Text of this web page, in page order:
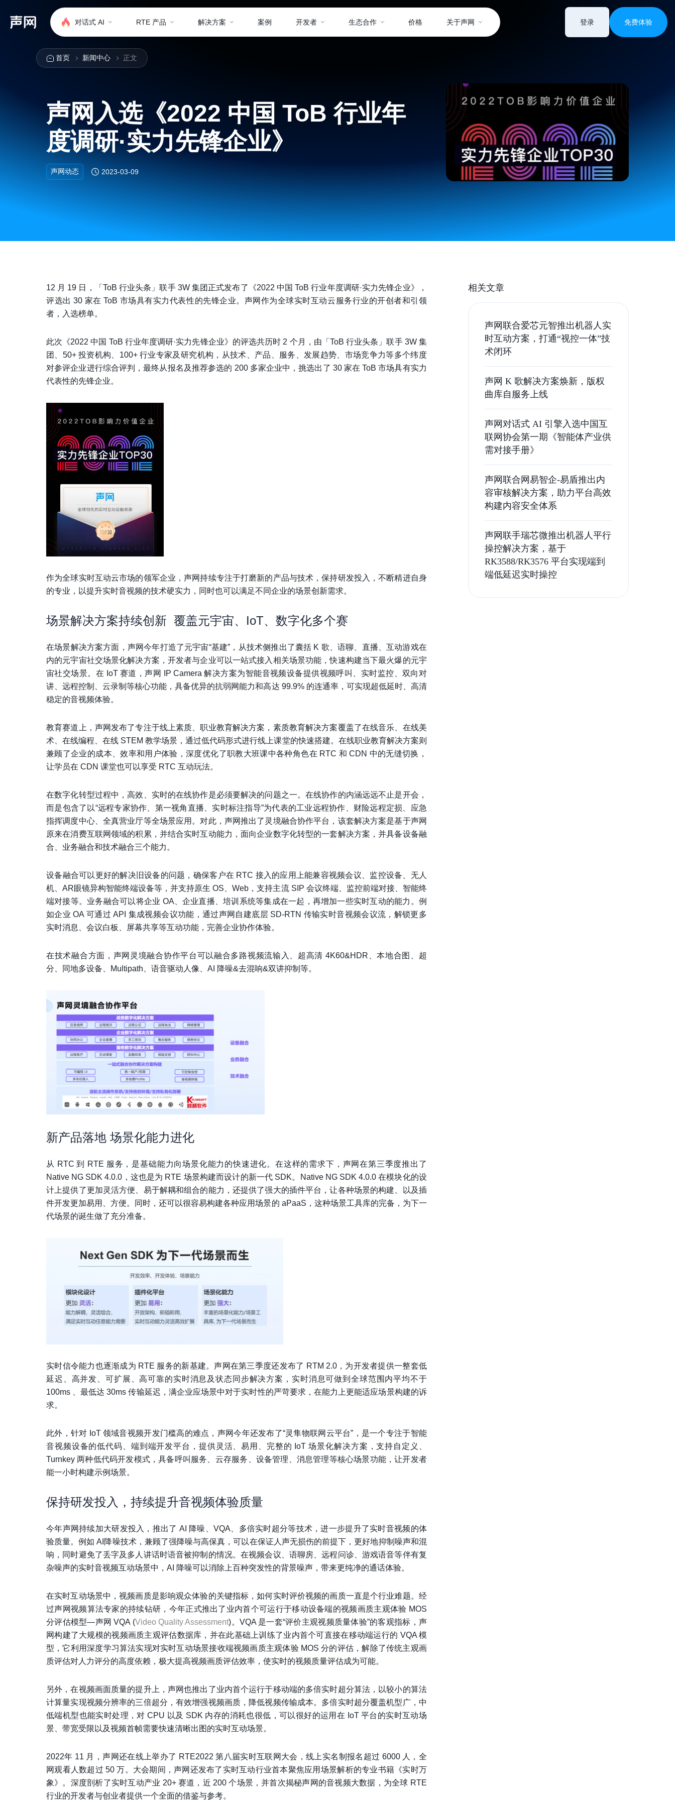
对话式 AI RTE 产品 解决方案 案例 开发者 生态合作 价格 关于声网 登录 免费体验
首页 新闻中心 正文
声网入选《2022 中国 ToB 行业年
度调研·实力先锋企业》
声网动态 2023-03-09
12 月 19 日，「ToB 行业头条」联手 3W 集团正式发布了《2022 中国 ToB 行业年度调研·实力先锋企业》，
评选出 30 家在 ToB 市场具有实力代表性的先锋企业。声网作为全球实时互动云服务行业的开创者和引领
者，入选榜单。
此次《2022 中国 ToB 行业年度调研·实力先锋企业》的评选共历时 2 个月，由「ToB 行业头条」联手 3W 集
团、50+ 投资机构、100+ 行业专家及研究机构，从技术、产品、服务、发展趋势、市场竞争力等多个纬度
对参评企业进行综合评判，最终从报名及推荐参选的 200 多家企业中，挑选出了 30 家在 ToB 市场具有实力
代表性的先锋企业。
作为全球实时互动云市场的领军企业，声网持续专注于打磨新的产品与技术，保持研发投入，不断精进自身
的专业，以提升实时音视频的技术硬实力，同时也可以满足不同企业的场景创新需求。
场景解决方案持续创新 覆盖元宇宙、IoT、数字化多个赛
在场景解决方案方面，声网今年打造了元宇宙“基建”，从技术侧推出了囊括 K 歌、语聊、直播、互动游戏在
内的元宇宙社交场景化解决方案，开发者与企业可以一站式接入相关场景功能，快速构建当下最火爆的元宇
宙社交场景。在 IoT 赛道，声网 IP Camera 解决方案为智能音视频设备提供视频呼叫、实时监控、双向对
讲、远程控制、云录制等核心功能，具备优异的抗弱网能力和高达 99.9% 的连通率，可实现超低延时、高清
稳定的音视频体验。
教育赛道上，声网发布了专注于线上素质、职业教育解决方案，素质教育解决方案覆盖了在线音乐、在线美
术、在线编程、在线 STEM 教学场景，通过低代码形式进行线上课堂的快速搭建。在线职业教育解决方案则
兼顾了企业的成本、效率和用户体验，深度优化了职教大班课中各种角色在 RTC 和 CDN 中的无缝切换，
让学员在 CDN 课堂也可以享受 RTC 互动玩法。
在数字化转型过程中，高效、实时的在线协作是必须要解决的问题之一。在线协作的内涵远远不止是开会，
而是包含了以“远程专家协作、第一视角直播、实时标注指导”为代表的工业远程协作、财险远程定损、应急
指挥调度中心、全真营业厅等全场景应用。对此，声网推出了灵境融合协作平台，该套解决方案是基于声网
原来在消费互联网领域的积累，并结合实时互动能力，面向企业数字化转型的一套解决方案，并具备设备融
合、业务融合和技术融合三个能力。
设备融合可以更好的解决旧设备的问题，确保客户在 RTC 接入的应用上能兼容视频会议、监控设备、无人
机、AR眼镜异构智能终端设备等，并支持原生 OS、Web，支持主流 SIP 会议终端、监控前端对接、智能终
端对接等。业务融合可以将企业 OA、企业直播、培训系统等集成在一起，再增加一些实时互动的能力。例
如企业 OA 可通过 API 集成视频会议功能，通过声网自建底层 SD-RTN 传输实时音视频会议流，解锁更多
实时消息、会议白板、屏幕共享等互动功能，完善企业协作体验。
在技术融合方面，声网灵境融合协作平台可以融合多路视频流输入、超高清 4K60&HDR、本地合图、超
分、同地多设备、Multipath、语音驱动人像、AI 降噪&去混响&双讲抑制等。
新产品落地 场景化能力进化
从 RTC 到 RTE 服务，是基础能力向场景化能力的快速进化。在这样的需求下，声网在第三季度推出了
Native NG SDK 4.0.0，这也是为 RTE 场景构建而设计的新一代 SDK。Native NG SDK 4.0.0 在模块化的设
计上提供了更加灵活方便、易于解耦和组合的能力，还提供了强大的插件平台，让各种场景的构建、以及插
件开发更加易用、方便。同时，还可以很容易构建各种应用场景的 aPaaS，这种场景工具库的完备，为下一
代场景的诞生做了充分准备。
实时信令能力也逐渐成为 RTE 服务的新基建。声网在第三季度还发布了 RTM 2.0，为开发者提供一整套低
延迟、高并发、可扩展、高可靠的实时消息及状态同步解决方案，实时消息可做到全球范围内平均不于
100ms 、最低达 30ms 传输延迟，满企业应场景中对于实时性的严苛要求，在能力上更能适应场景构建的诉
求。
此外，针对 IoT 领域音视频开发门槛高的难点，声网今年还发布了“灵隼物联网云平台”，是一个专注于智能
音视频设备的低代码、端到端开发平台，提供灵活、易用、完整的 IoT 场景化解决方案，支持自定义、
Turnkey 两种低代码开发模式，具备呼叫服务、云存服务、设备管理、消息管理等核心场景功能，让开发者
能一小时构建示例场景。
保持研发投入，持续提升音视频体验质量
今年声网持续加大研发投入，推出了 AI 降噪、VQA、多倍实时超分等技术，进一步提升了实时音视频的体
验质量。例如 AI降噪技术，兼顾了强降噪与高保真，可以在保证人声无损伤的前提下，更好地抑制噪声和混
响，同时避免了丢字及多人讲话时语音被抑制的情况。在视频会议、语聊房、远程问诊、游戏语音等伴有复
杂噪声的实时音视频互动场景中，AI 降噪可以消除上百种突发性的背景噪声，带来更纯净的通话体验。
在实时互动场景中，视频画质是影响观众体验的关键指标，如何实时评价视频的画质一直是个行业难题。经
过声网视频算法专家的持续钻研，今年正式推出了业内首个可运行于移动设备端的视频画质主观体验 MOS
分评估模型—声网 VQA (Video Quality Assessment)。VQA 是一套“评价主观视频质量体验”的客观指标，声
网构建了大规模的视频画质主观评估数据库，并在此基础上训练了业内首个可直接在移动端运行的 VQA 模
型，它利用深度学习算法实现对实时互动场景接收端视频画质主观体验 MOS 分的评估，解除了传统主观画
质评估对人力评分的高度依赖，极大提高视频画质评估效率，使实时的视频质量评估成为可能。
另外，在视频画面质量的提升上，声网也推出了业内首个运行于移动端的多倍实时超分算法，以较小的算法
计算量实现视频分辨率的三倍超分，有效增强视频画质，降低视频传输成本。多倍实时超分覆盖机型广，中
低端机型也能实时处理，对 CPU 以及 SDK 内存的消耗也很低，可以很好的运用在 IoT 平台的实时互动场
景、带宽受限以及视频首帧需要快速清晰出图的实时互动场景。
2022年 11 月，声网还在线上举办了 RTE2022 第八届实时互联网大会，线上实名制报名超过 6000 人，全
网观看人数超过 50 万。大会期间，声网还发布了实时互动行业首本聚焦应用场景解析的专业书籍《实时万
象》。深度剖析了实时互动产业 20+ 赛道，近 200 个场景，并首次揭秘声网的音视频大数据，为全球 RTE
行业的开发者与创业者提供一个全面的借鉴与参考。
相关文章
声网联合爱芯元智推出机器人实
时互动方案，打通“视控一体”技
术闭环
声网 K 歌解决方案焕新，版权
曲库自服务上线
声网对话式 AI 引擎入选中国互
联网协会第一期《智能体产业供
需对接手册》
声网联合网易智企-易盾推出内
容审核解决方案，助力平台高效
构建内容安全体系
声网联手瑞芯微推出机器人平行
操控解决方案，基于
RK3588/RK3576 平台实现端到
端低延迟实时操控